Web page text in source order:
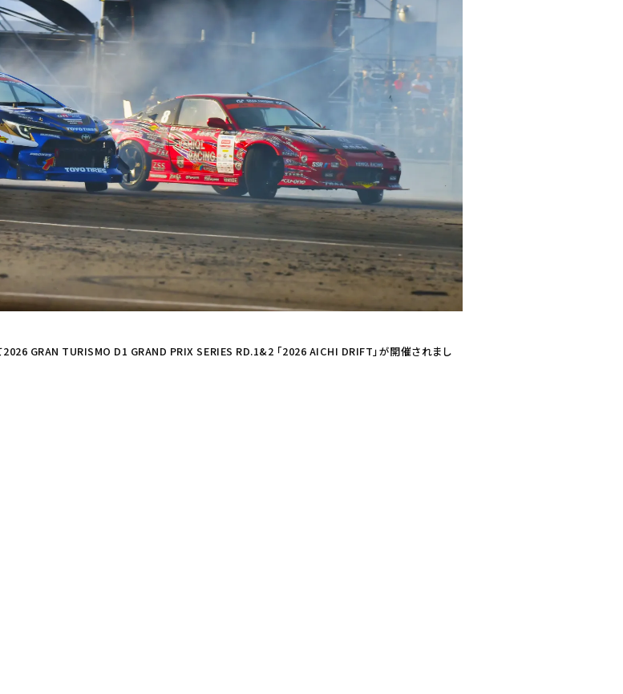
GRAN TURISMO D1 GRAND PRIX SERIES RD.1&2 「2026 AICHI DRIFT」が開催されまし